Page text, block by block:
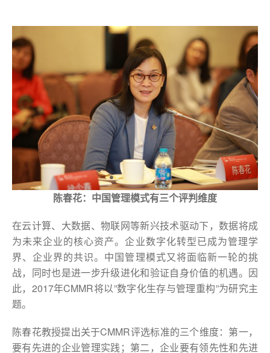
陈春花：中国管理模式有三个评判维度
在云计算、大数据、物联网等新兴技术驱动下，数据将成
为未来企业的核心资产。企业数字化转型已成为管理学
界、企业界的共识。中国管理模式又将面临新一轮的挑
战，同时也是进一步升级进化和验证自身价值的机遇。因
此，2017年CMMR将以”数字化生存与管理重构”为研究主
题。
陈春花教授提出关于CMMR评选标准的三个维度：第一，
要有先进的企业管理实践；第二，企业要有领先性和先进